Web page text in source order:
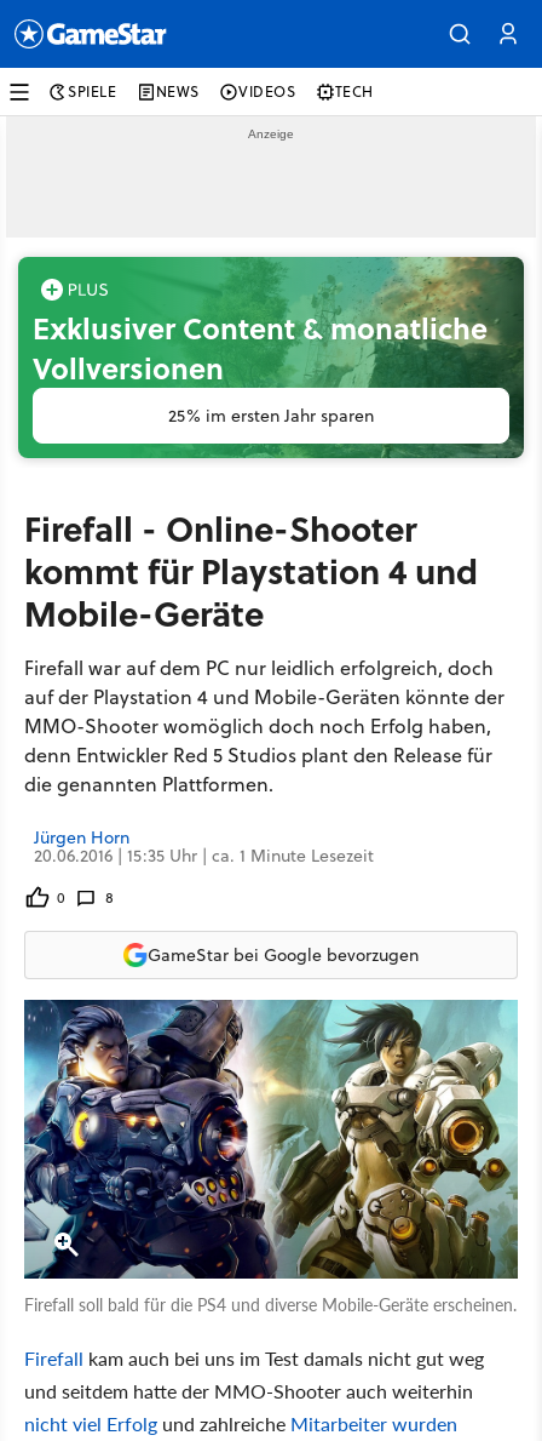
SPIELE NEWS VIDEOS TECH
Exklusiver Content & monatliche
Vollversionen
25% im ersten Jahr sparen
Firefall - Online-Shooter
kommt für Playstation 4 und
Mobile-Geräte
Firefall war auf dem PC nur leidlich erfolgreich, doch
auf der Playstation 4 und Mobile-Geräten könnte der
MMO-Shooter womöglich doch noch Erfolg haben,
denn Entwickler Red 5 Studios plant den Release für
die genannten Plattformen.
Jürgen Horn
20.06.2016 | 15:35 Uhr | ca. 1 Minute Lesezeit
0 8
GameStar bei Google bevorzugen
Firefall soll bald für die PS4 und diverse Mobile-Geräte erscheinen.
Firefall kam auch bei uns im Test damals nicht gut weg
und seitdem hatte der MMO-Shooter auch weiterhin
nicht viel Erfolg und zahlreiche Mitarbeiter wurden